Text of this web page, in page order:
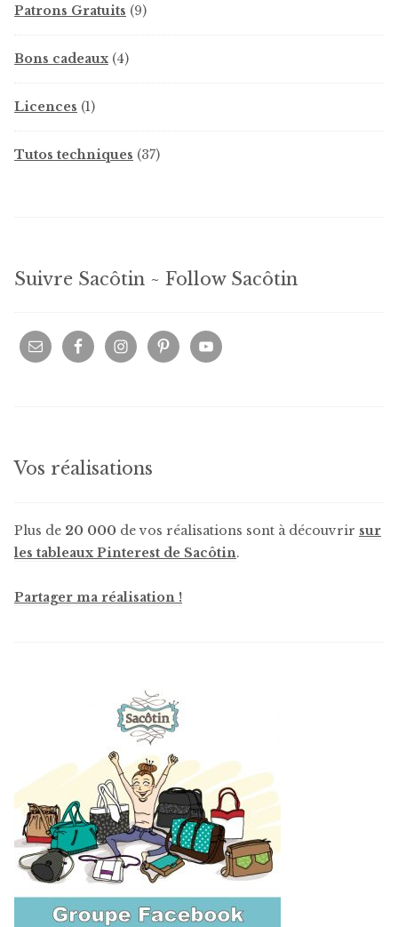
Patrons Gratuits
99
produits
Bons cadeaux 44
produits
Licences 11
produit
Tutos techniques
3737
Suivre Sacôtin ~ Follow Sacôtin
Vos réalisations
Plus de 20 000 de vos réalisations sont à découvrir sur
les tableaux Pinterest de Sacôtin.
Partager ma réalisation !